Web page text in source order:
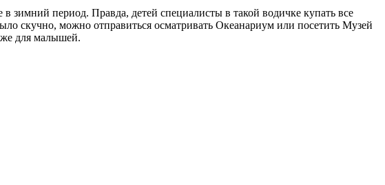
зимний период. Правда, детей специалисты в такой водичке купать все
скучно, можно отправиться осматривать Океанариум или посетить Музей
для малышей.